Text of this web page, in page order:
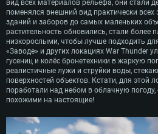
вид всех материалов рельефа, они стали
поменялся внешний вид практически всех
зданий и заборов до самых маленьких
растительность обновились, стали более
низкорослыми, чтобы лучше подходить
«Заводе» и других локациях War Thunder
гусениц и колёс бронетехники в жаркую
реалистичные лужи и струйки воды,
поверхностей объектов. Кстати, для этой
поработали над небом в облачную
похожими на настоящие!